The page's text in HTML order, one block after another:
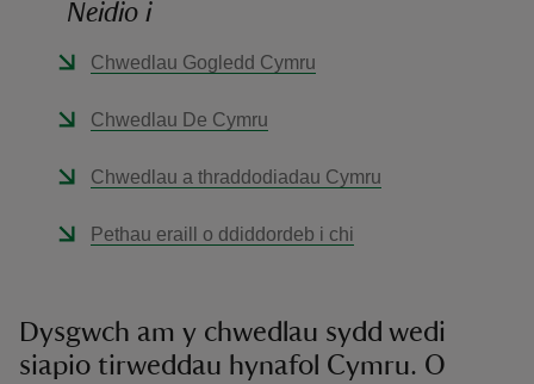
Neidio i
Chwedlau Gogledd Cymru
Chwedlau De Cymru
Chwedlau a thraddodiadau Cymru
Pethau eraill o ddiddordeb i chi
Dysgwch am y chwedlau sydd wedi
siapio tirweddau hynafol Cymru. O